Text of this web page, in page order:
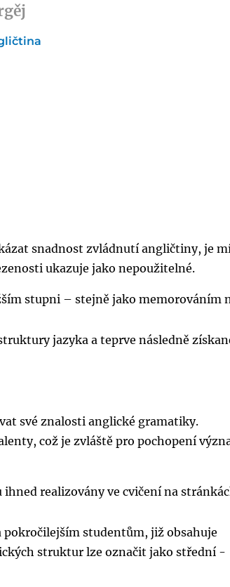
snadnost zvládnutí angličtiny, je
ukazuje jako nepoužitelné.
stupni – stejně jako memorováním
jazyka a teprve následně
své znalosti anglické gramatiky.
což je zvláště pro pochopení
realizovány ve cvičení na
pokročilejším studentům, již obsahuje
struktur lze označit jako střední -